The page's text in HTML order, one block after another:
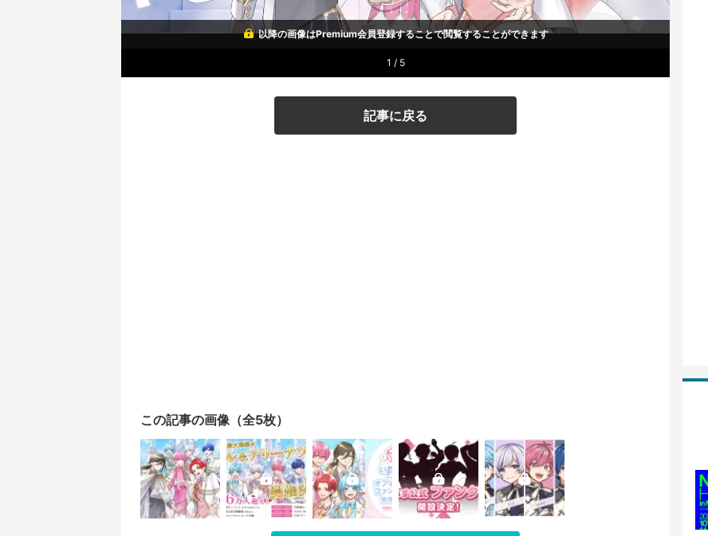
以降の画像はPremium会員登録することで閲覧することができます
1 / 5
記事に戻る
この記事の画像（全5枚）